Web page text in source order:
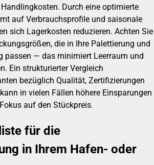
Durch eine optimierte
auf Verbrauchsprofile und saisonale
sich Lagerkosten reduzieren. Achten Sie
die in Ihre Palettierung und
passen — das minimiert Leerraum und
Ein strukturierter Vergleich
bezüglich Qualität, Zertifizierungen
in vielen Fällen höhere Einsparungen
auf den Stückpreis.
für die
in Ihrem Hafen- oder